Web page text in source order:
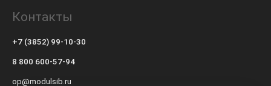
Контакты
+7 (3852) 99-10-30
8 800 600-57-94
op@modulsib.ru